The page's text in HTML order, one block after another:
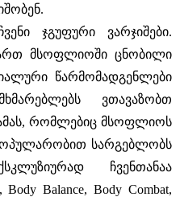
ჯგუფური ვარჯიშები.
მსოფლიოში ცნობილი
წარმომადგენლები
ვთავაზობთ
რომლებიც მსოფლიოს
სარგებლობს
ჩვენთანაა
Balance, Body Combat,